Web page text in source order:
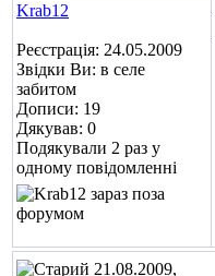
Krab12
Реєстрація: 24.05.2009
Звідки Ви: в селе
забитом
Дописи: 19
Дякував: 0
Подякували 2 раз у
одному повідомленні
21.08.2009,